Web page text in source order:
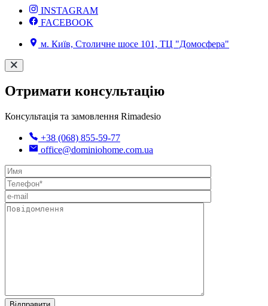
INSTAGRAM
FACEBOOK
м. Київ, Столичне шосе 101, ТЦ "Домосфера"
Отримати консультацію
Консультація та замовлення Rimadesio
+38 (068) 855-59-77
office@dominiohome.com.ua